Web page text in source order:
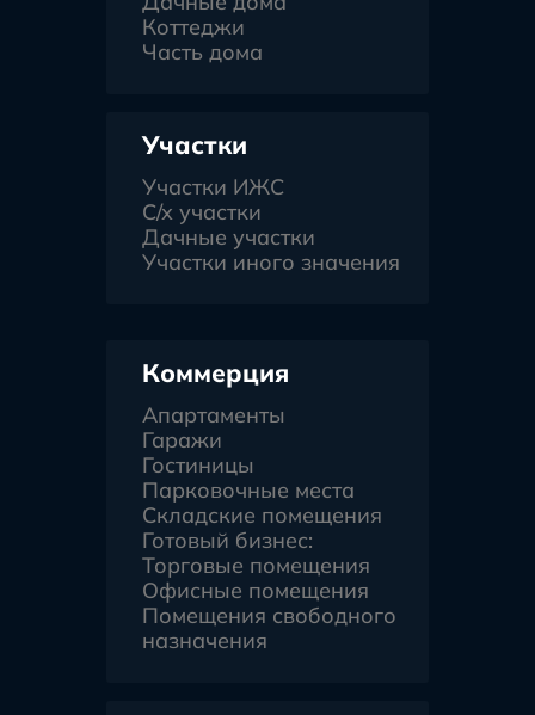
Коттеджи
Часть дома
Участки
Участки ИЖС
С/х участки
Дачные участки
Участки иного значения
Коммерция
Апартаменты
Гаражи
Гостиницы
Парковочные места
Складские помещения
Готовый бизнес:
Торговые помещения
Офисные помещения
Помещения свободного
назначения